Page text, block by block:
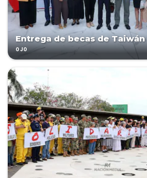
Entrega de becas de Taiwán
OJO